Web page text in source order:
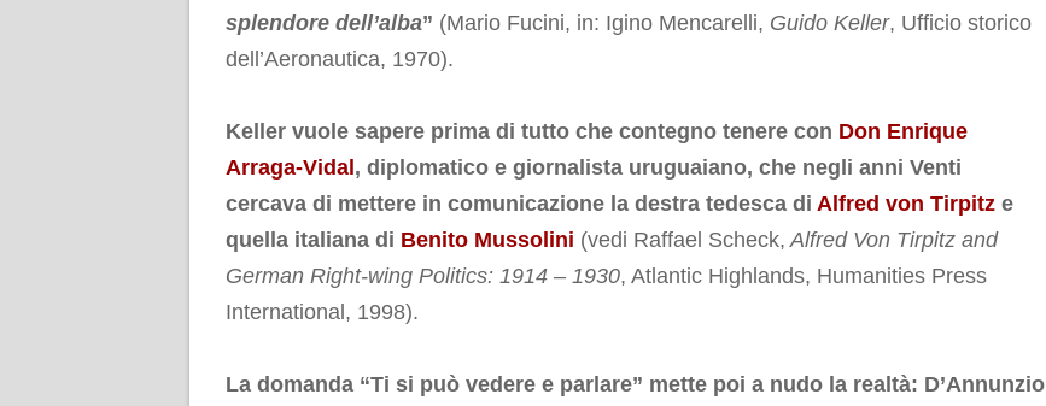
splendore dell’alba” (Mario Fucini, in: Igino Mencarelli, Guido Keller, Ufficio storico
dell’Aeronautica, 1970).
Keller vuole sapere prima di tutto che contegno tenere con Don Enrique
Arraga-Vidal, diplomatico e giornalista uruguaiano, che negli anni Venti
cercava di mettere in comunicazione la destra tedesca di Alfred von Tirpitz e
quella italiana di Benito Mussolini (vedi Raffael Scheck, Alfred Von Tirpitz and
German Right-wing Politics: 1914 – 1930, Atlantic Highlands, Humanities Press
International, 1998).
La domanda “Ti si può vedere e parlare” mette poi a nudo la realtà: D’Annunzio